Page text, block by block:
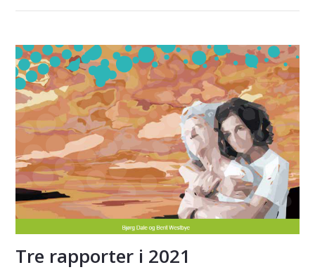
Tre rapporter i 2021